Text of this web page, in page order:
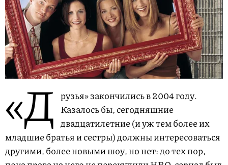
«Д рузья» закончились в 2004 году.
Казалось бы, сегодняшние
двадцатилетние (и уж тем более их
младшие братья и сестры) должны интересоваться
другими, более новыми шоу, но нет: до тех пор,